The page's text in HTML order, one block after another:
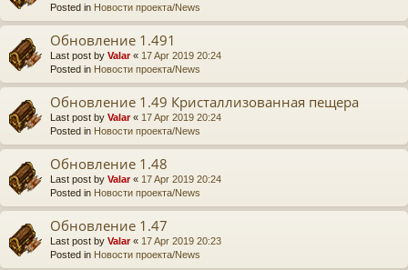
Posted in Новости проекта/News
Обновление 1.491
Last post by Valar« 17 Apr 2019 20:24
Posted in Новости проекта/News
Обновление 1.49 Кристаллизованная пещера
Last post by Valar« 17 Apr 2019 20:24
Posted in Новости проекта/News
Обновление 1.48
Last post by Valar« 17 Apr 2019 20:24
Posted in Новости проекта/News
Обновление 1.47
Last post by Valar« 17 Apr 2019 20:23
Posted in Новости проекта/News